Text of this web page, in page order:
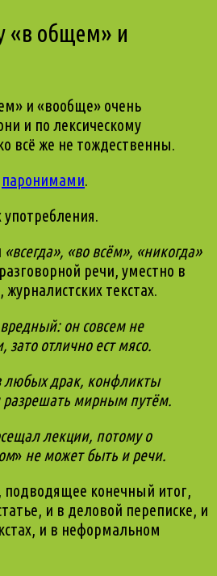
«в общем» и
и «вообще» очень
и по лексическому
всё же не тождественны.
паронимами.
«всегда», «во всём», «никогда»
речи, уместно в
текстах.
он совсем не
зато отлично ест мясо.
любых драк, конфликты
разрешать мирным путём.
лекции, потому о
» не может быть и речи.
подводящее конечный итог,
и в деловой переписке, и
и в неформальном